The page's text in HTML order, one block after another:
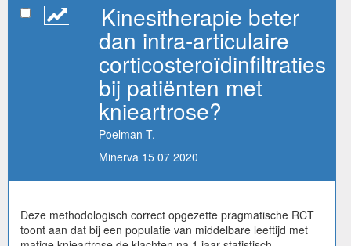
Kinesitherapie beter
dan intra-articulaire
corticosteroïdinfiltraties
bij patiënten met
knieartrose?
Poelman T.
Minerva 15 07 2020
Deze methodologisch correct opgezette pragmatische RCT
toont aan dat bij een populatie van middelbare leeftijd met